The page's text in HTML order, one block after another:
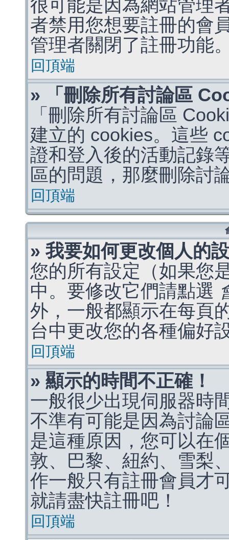
很可能是因為網站管理
者禁用您想要註冊的會
管理者關閉了註冊功能
回頂端
» 「刪除所有討論區
「刪除所有討論區
建立的 cookies。這些
證和登入後的活動記錄
區的問題，那麼刪除討
回頂端
» 我要如何更改個人的
您的所有設定（如果您
中。要修改它們請點選
外，一般都顯示在每頁
台中更改您的各種偏好
回頂端
» 顯示的時間不正確！
一般很少出現伺服器時
不準有可能是因為討論
是這種原因，您可以在
敦、巴黎、紐約、雪梨
作一般只有註冊會員才
就請盡快註冊吧！
回頂端